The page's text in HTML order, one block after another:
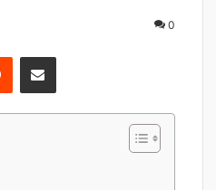
0
Reddit Pargater via Email